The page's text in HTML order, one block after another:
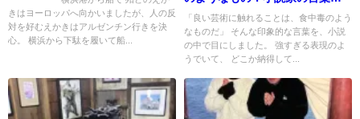
きはヨーロッパへ向かいましたが、人の反
対を好むえかきはアルゼンチン行きを決
心。 横浜から下駄を履いて船...
ら考える芸術の力
「良い芸術に触れることは、食中毒のよう
なものだ」 そんな印象的な言葉を、小説
の中で目にしました。 強すぎる表現のよ
うでいて、 どこか納得して...